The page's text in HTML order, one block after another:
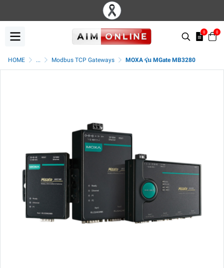
0 0
HOME ... Modbus TCP Gateways MOXA รุ่น MGate MB3280